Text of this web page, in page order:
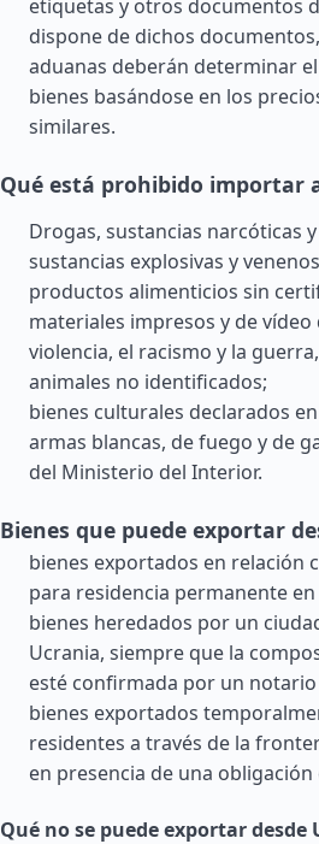
etiquetas y otros documentos
dispone de dichos
aduanas deberán determinar
bienes basándose en los
similares.
Qué está prohibido importar
Drogas, sustancias narcóticas
sustancias explosivas y
productos alimenticios sin
materiales impresos y de
violencia, el racismo y la
animales no identificados;
bienes culturales declarados
armas blancas, de fuego y de
del Ministerio del Interior.
Bienes que puede exportar
bienes exportados en relación
para residencia permanente
bienes heredados por un
Ucrania, siempre que la
esté confirmada por un notario
bienes exportados
residentes a través de la
en presencia de una
Qué no se puede exportar desde